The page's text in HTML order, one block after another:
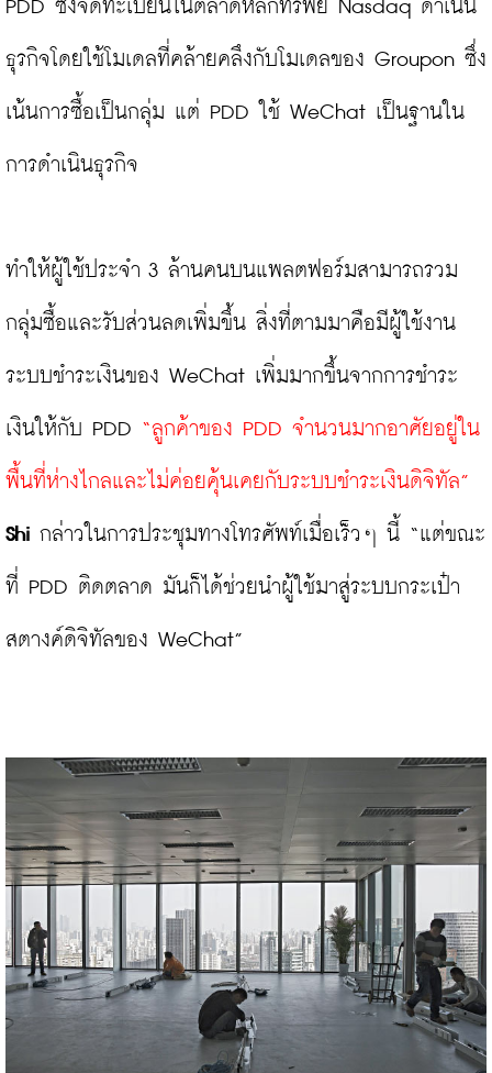
PDD ซึ่งจดทะเบียนในตลาดหลักทรัพย์ Nasdaq ดำเนิน
ธุรกิจโดยใช้โมเดลที่คล้ายคลึงกับโมเดลของ Groupon ซึ่ง
เน้นการซื้อเป็นกลุ่ม แต่ PDD ใช้ WeChat เป็นฐานใน
การดำเนินธุรกิจ
ทำให้ผู้ใช้ประจำ 3 ล้านคนบนแพลตฟอร์มสามารถรวม
กลุ่มซื้อและรับส่วนลดเพิ่มขึ้น สิ่งที่ตามมาคือมีผู้ใช้งาน
ระบบชำระเงินของ WeChat เพิ่มมากขึ้นจากการชำระ
เงินให้กับ PDD “ลูกค้าของ PDD จำนวนมากอาศัยอยู่ใน
พื้นที่ห่างไกลและไม่ค่อยคุ้นเคยกับระบบชำระเงินดิจิทัล”
Shi กล่าวในการประชุมทางโทรศัพท์เมื่อเร็วๆ นี้ “แต่ขณะ
ที่ PDD ติดตลาด มันก็ได้ช่วยนำผู้ใช้มาสู่ระบบกระเป๋า
สตางค์ดิจิทัลของ WeChat”